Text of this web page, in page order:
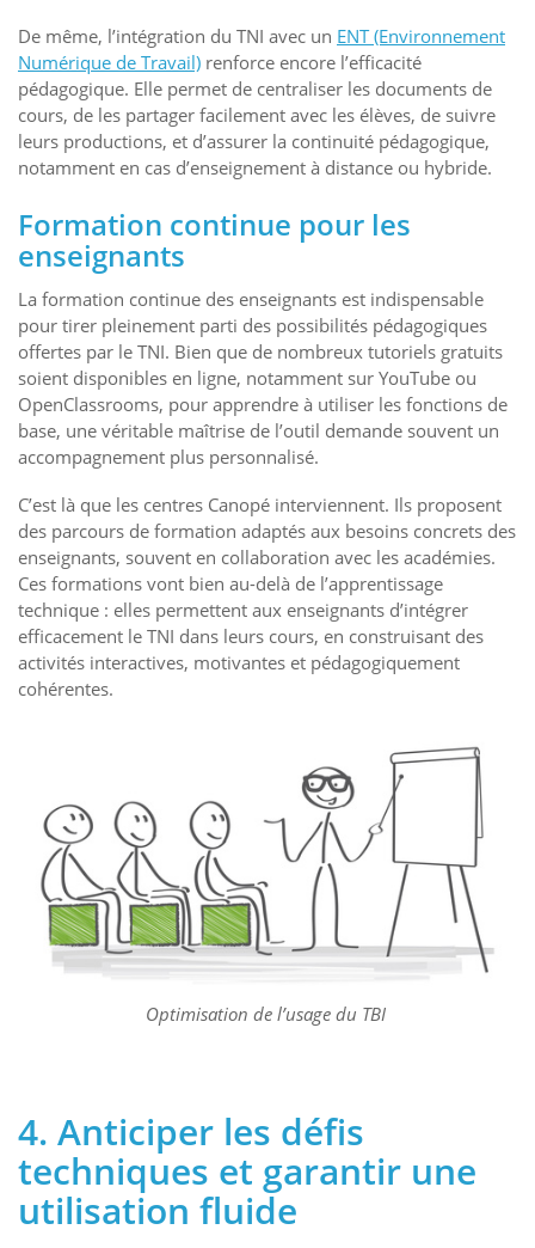
De même, l’intégration du TNI avec un ENT (Environnement
Numérique de Travail) renforce encore l’efficacité
pédagogique. Elle permet de centraliser les documents de
cours, de les partager facilement avec les élèves, de suivre
leurs productions, et d’assurer la continuité pédagogique,
notamment en cas d’enseignement à distance ou hybride.
Formation continue pour les
enseignants
La formation continue des enseignants est indispensable
pour tirer pleinement parti des possibilités pédagogiques
offertes par le TNI. Bien que de nombreux tutoriels gratuits
soient disponibles en ligne, notamment sur YouTube ou
OpenClassrooms, pour apprendre à utiliser les fonctions de
base, une véritable maîtrise de l’outil demande souvent un
accompagnement plus personnalisé.
C’est là que les centres Canopé interviennent. Ils proposent
des parcours de formation adaptés aux besoins concrets des
enseignants, souvent en collaboration avec les académies.
Ces formations vont bien au-delà de l’apprentissage
technique : elles permettent aux enseignants d’intégrer
efficacement le TNI dans leurs cours, en construisant des
activités interactives, motivantes et pédagogiquement
cohérentes.
Optimisation de l’usage du TBI
4. Anticiper les défis
techniques et garantir une
utilisation fluide